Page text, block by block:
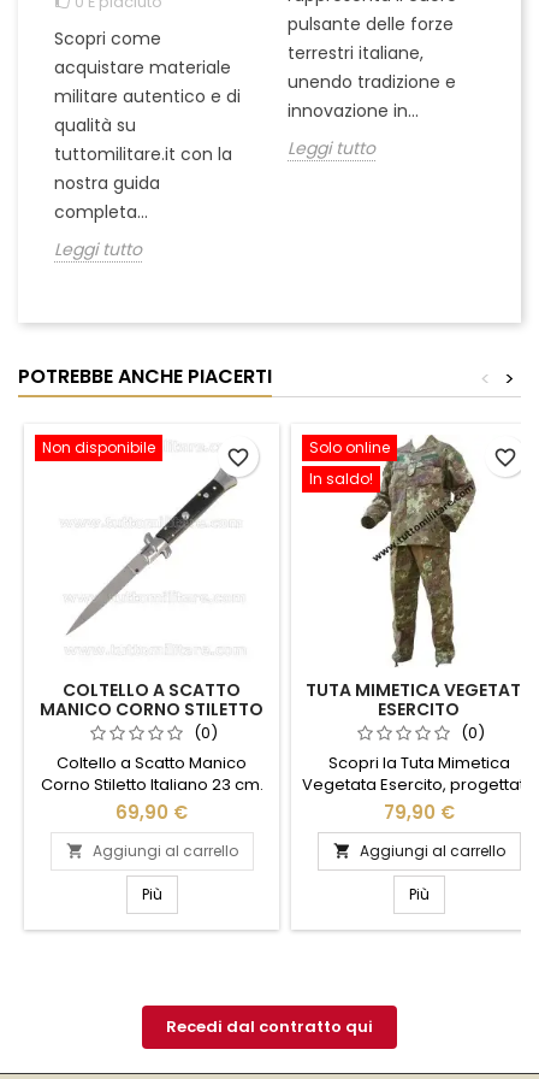
Scopri come
acquistare materiale
militare autentico e di
qualità su
tuttomilitare.it con la
nostra guida
completa...
Leggi tutto
pulsante delle forze
terrestri italiane,
unendo tradizione e
innovazione in...
Leggi tutto
POTREBBE ANCHE PIACERTI >
<
Non disponibile
COLTELLO A SCATTO
MANICO CORNO STILETTO
ITALIANO (0)
Coltello a Scatto Manico
Corno Stiletto Italiano 23 cm.
69,90 €
 Aggiungi al carrello
Più
favorite_border
Solo online
In saldo!
TUTA MIMETICA VEGETATA
ESERCITO
(0)
Scopri la Tuta Mimetica
Vegetata Esercito, progettata
per garantire comfort e
funzionalità in ogni situazione.
Realizzata con materiali di
alta qualità, questa tuta offre
resistenza e durata, ideale
per attività all'aperto e
avventure estreme. Il design
ambienti naturali, mentre le
79,90 €
 Aggiungi al carrello
Più
favorite_border
Recedi dal contratto qui